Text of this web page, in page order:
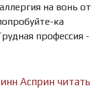
на вонь от
ка
профессия -
Асприн читать